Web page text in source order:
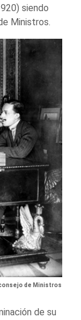
siendo
Ministros.
de Ministros
de su